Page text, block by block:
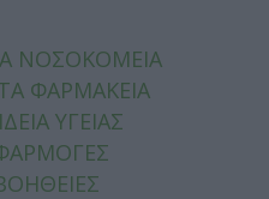
ΝΟΣΟΚΟΜΕΙΑ
ΦΑΡΜΑΚΕΙΑ
ΥΓΕΙΑΣ